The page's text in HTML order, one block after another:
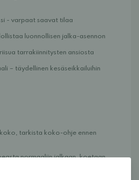
- varpaat saavat tilaa
luonnollisen jalka-asennon
tarrakiinnitysten ansiosta
– täydellinen kesäseikkailuihin
tarkista koko-ohje ennen
normaaliin jalkaan, koetaan